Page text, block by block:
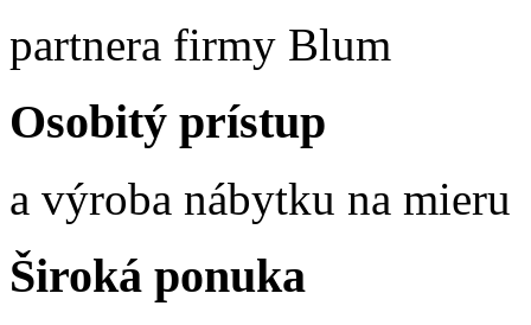
partnera firmy Blum
Osobitý prístup
a výroba nábytku na mieru
Široká ponuka